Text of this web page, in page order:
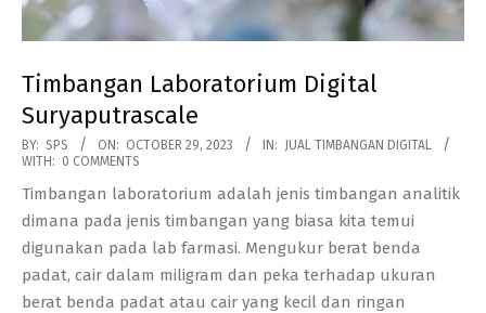
Timbangan Laboratorium Digital
Suryaputrascale
2023-
10-
29
BY: SPS ON: OCTOBER 29, 2023 IN: JUAL TIMBANGAN DIGITAL
WITH: 0 COMMENTS
Timbangan laboratorium adalah jenis timbangan analitik
dimana pada jenis timbangan yang biasa kita temui
digunakan pada lab farmasi. Mengukur berat benda
padat, cair dalam miligram dan peka terhadap ukuran
berat benda padat atau cair yang kecil dan ringan